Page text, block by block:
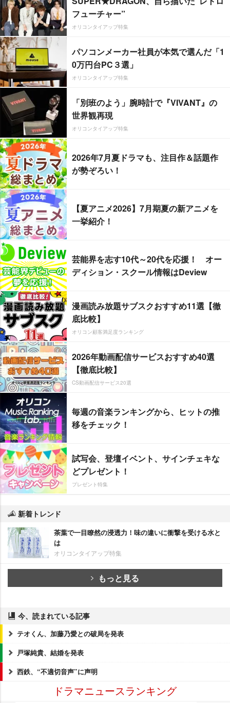
フューチャー”
オリコンタイアップ特集
パソコンメーカー社員が本気で選んだ「1
0万円台PC３選」
オリコンタイアップ特集
「別班のよう」腕時計で『VIVANT』の
世界観再現
オリコンタイアップ特集
2026年7月夏ドラマも、注目作＆話題作
が勢ぞろい！
【夏アニメ2026】7月期夏の新アニメを
一挙紹介！
芸能界を志す10代～20代を応援！ オー
ディション・スクール情報はDeview
漫画読み放題サブスクおすすめ11選【徹
底比較】
オリコン顧客満足度ランキング
2026年動画配信サービスおすすめ40選
【徹底比較】
CS動画配信サービス20選
毎週の音楽ランキングから、ヒットの推
移をチェック！
試写会、登壇イベント、サインチェキな
どプレゼント！
プレゼント特集
新着トレンド
茶葉で一目瞭然の浸透力！味の違いに衝撃を受ける水と
は
オリコンタイアップ特集
もっと見る
今、読まれている記事
テオくん、加藤乃愛との破局を発表
戸塚純貴、結婚を発表
西鉄、“不適切音声”に声明
ドラマニュースランキング